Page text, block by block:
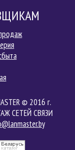
© 2016 г.
СЕТЕЙ СВЯЗИ